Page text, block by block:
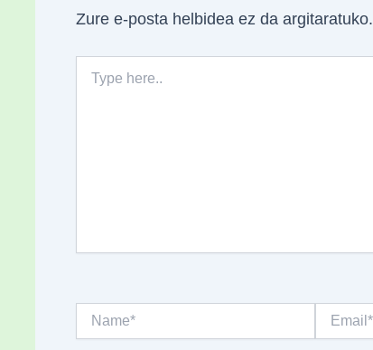
Zure e-posta helbidea ez da argitaratuko.
here..